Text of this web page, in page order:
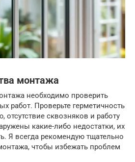
монтажа
необходимо проверить
работ. Проверьте герметичность
сквозняков и работу
какие-либо недостатки, их
Я всегда рекомендую тщательно
чтобы избежать проблем